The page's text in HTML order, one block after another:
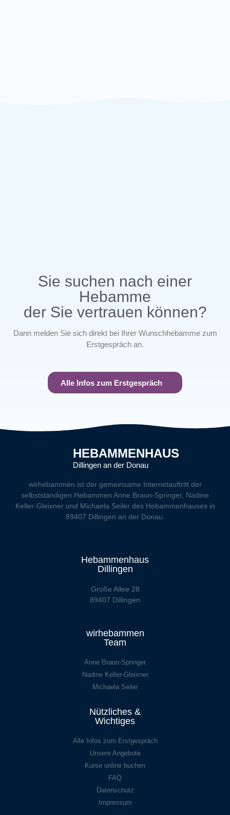
Sie suchen nach einer
Hebamme
der Sie vertrauen können?
Dann melden Sie sich direkt bei Ihrer Wunschhebamme zum
Erstgespräch an.
Alle Infos zum Erstgespräch
HEBAMMENHAUS
Dillingen an der Donau
wirhebammen ist der gemeinsame Internetauftritt der
selbstständigen Hebammen Anne Braun-Springer, Nadine
Keller-Gleixner und Michaela Seiler des Hebammenhauses in
89407 Dillingen an der Donau.
Hebammenhaus
Dillingen
Große Allee 28
89407 Dillingen
wirhebammen
Team
Anne Braun-Springer
Nadine Keller-Gleixner
Michaela Seiler
Nützliches &
Wichtiges
Alle Infos zum Erstgespräch
Unsere Angebote
Kurse online buchen
FAQ
Datenschutz
Impressum